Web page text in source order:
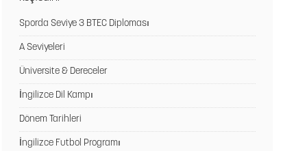
Sporda Seviye 3 BTEC Diploması
A Seviyeleri
Üniversite & Dereceler
İngilizce Dil Kampı
Dönem Tarihleri
İngilizce Futbol Programı